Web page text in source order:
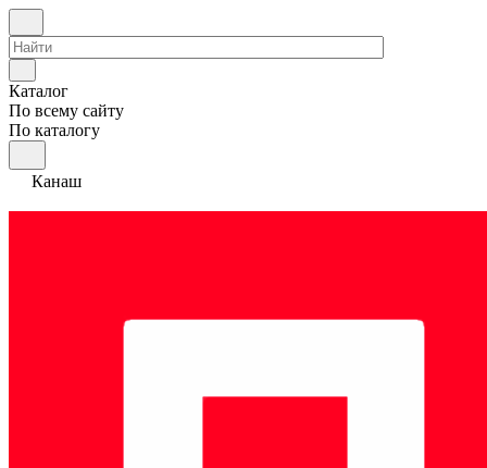
Каталог
По всему сайту
По каталогу
Канаш